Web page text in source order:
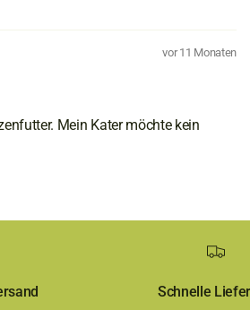
vor 11 Monaten
Mein Kater möchte kein
Schnelle